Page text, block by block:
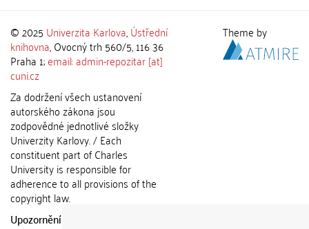
© 2025 Univerzita Karlova,Ústřední
knihovna, Ovocný trh 560/5, 116 36
Praha 1;email: admin-repozitar [at]
cuni.cz
Za dodržení všech ustanovení
autorského zákona jsou
zodpovědné jednotlivé složky
Univerzity Karlovy. / Each
constituent part of Charles
University is responsible for
adherence to all provisions of the
copyright law.
Upozornění / Notice:
Theme by